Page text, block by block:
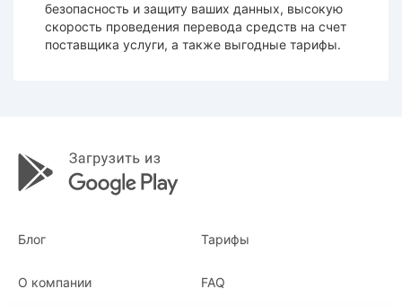
безопасность и защиту ваших данных, высокую
скорость проведения перевода средств на счет
поставщика услуги, а также выгодные тарифы.
Блог Тарифы
О компании FAQ